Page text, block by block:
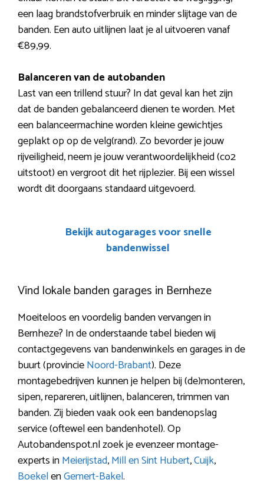
een laag brandstofverbruik en minder slijtage van de
banden. Een auto uitlijnen laat je al uitvoeren vanaf
€89,99.
Balanceren van de autobanden
Last van een trillend stuur? In dat geval kan het zijn
dat de banden gebalanceerd dienen te worden. Met
een balanceermachine worden kleine gewichtjes
geplakt op op de velg(rand). Zo bevorder je jouw
rijveiligheid, neem je jouw verantwoordelijkheid (co2
uitstoot) en vergroot dit het rijplezier. Bij een wissel
wordt dit doorgaans standaard uitgevoerd.
Bekijk autogarages voor snelle
bandenwissel
Vind lokale banden garages in Bernheze
Moeiteloos en voordelig banden vervangen in
Bernheze? In de onderstaande tabel bieden wij
contactgegevens van bandenwinkels en garages in de
buurt (provincieNoord-Brabant). Deze
montagebedrijven kunnen je helpen bij (de)monteren,
sipen, repareren, uitlijnen, balanceren, trimmen van
banden. Zij bieden vaak ook een bandenopslag
service (oftewel een bandenhotel). Op
Autobandenspot.nl zoek je evenzeer montage-
experts inMeierijstad,Mill en Sint Hubert,Cuijk,
BoekelenGemert-Bakel.